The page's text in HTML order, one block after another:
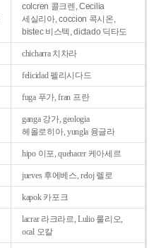
colcren 콜크렌, Cecilia
세실리아, coccion 콕시온,
bistec 비스텍, dictado 딕타도
chicharra 치차라
felicidad 펠리시다드
fuga 푸가, fran 프란
ganga 강가, geologia
헤올로히아, yungla 융글라
hipo 이포, quehacer 케아세르
jueves 후에베스, reloj 렐로
kapok 카포크
lacrar 라크라르, Lulio 룰리오,
ocal 오칼